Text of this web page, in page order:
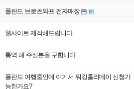
폴란드 브로츠와프 전자매장
웹사이트 제작해드립니다
통역 해 주실분을 구합니다.
폴란드 여행중인데 여기서 워킹홀리데이 신청가
능한가요?